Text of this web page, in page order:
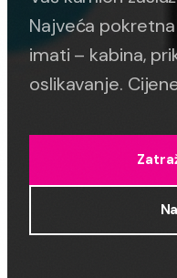
Najveća
imati – kabina,
oslikavanje.